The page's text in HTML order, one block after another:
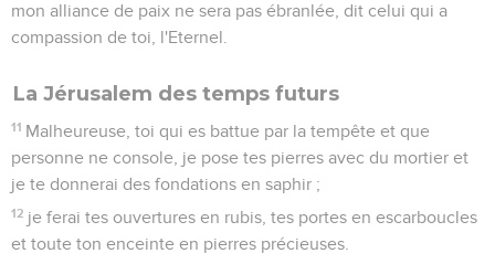
mon alliance de paix ne sera pas ébranlée, dit celui qui a
compassion de toi, l'Eternel.
La Jérusalem des temps futurs
11 Malheureuse, toi qui es battue par la tempête et que
personne ne console, je pose tes pierres avec du mortier et
je te donnerai des fondations en saphir ;
12 je ferai tes ouvertures en rubis, tes portes en escarboucles
et toute ton enceinte en pierres précieuses.